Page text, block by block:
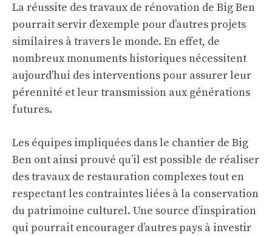
La réussite des travaux de rénovation de Big Ben
pourrait servir d’exemple pour d’autres projets
similaires à travers le monde. En effet, de
nombreux monuments historiques nécessitent
aujourd’hui des interventions pour assurer leur
pérennité et leur transmission aux générations
futures.
Les équipes impliquées dans le chantier de Big
Ben ont ainsi prouvé qu’il est possible de réaliser
des travaux de restauration complexes tout en
respectant les contraintes liées à la conservation
du patrimoine culturel. Une source d’inspiration
qui pourrait encourager d’autres pays à investir